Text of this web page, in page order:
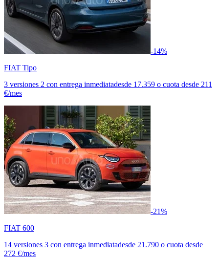
-14%
FIAT Tipo
3 versiones 2 con entrega inmediatadesde 17.359 o cuota desde 211
€/mes
-21%
FIAT 600
14 versiones 3 con entrega inmediatadesde 21.790 o cuota desde
272 €/mes